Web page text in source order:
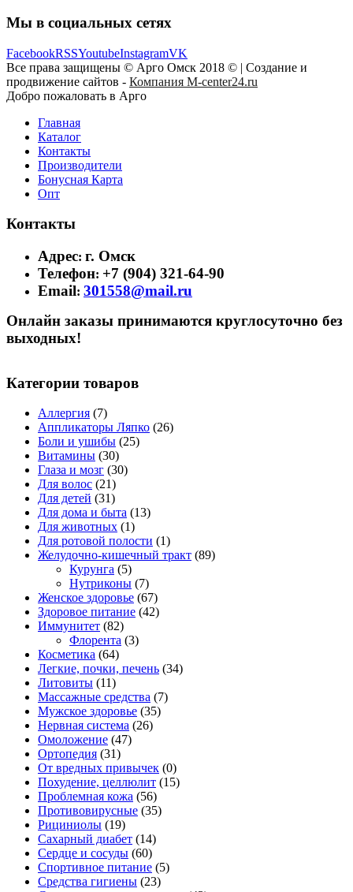
Мы в социальных сетях
FacebookRSSYoutubeInstagramVK
Все права защищены © Арго Омск 2018 © | Создание и
продвижение сайтов - Компания M-center24.ru
Добро пожаловать в Арго
Главная
Каталог
Контакты
Производители
Бонусная Карта
Опт
Контакты
Адрес: г. Омск
Телефон: +7 (904) 321-64-90
Email: 301558@mail.ru
Онлайн заказы принимаются круглосуточно без
выходных!
Категории товаров
Аллергия (7)
Аппликаторы Ляпко (26)
Боли и ушибы (25)
Витамины (30)
Глаза и мозг (30)
Для волос (21)
Для детей (31)
Для дома и быта (13)
Для животных (1)
Для ротовой полости (1)
Желудочно-кишечный тракт (89)
Курунга (5)
Нутриконы (7)
Женское здоровье (67)
Здоровое питание (42)
Иммунитет (82)
Флорента (3)
Косметика (64)
Легкие, почки, печень (34)
Литовиты (11)
Массажные средства (7)
Мужское здоровье (35)
Нервная система (26)
Омоложение (47)
Ортопедия (31)
От вредных привычек (0)
Похудение, целлюлит (15)
Проблемная кожа (56)
Противовирусные (35)
Рициниолы (19)
Сахарный диабет (14)
Сердце и сосуды (60)
Спортивное питание (5)
Средства гигиены (23)